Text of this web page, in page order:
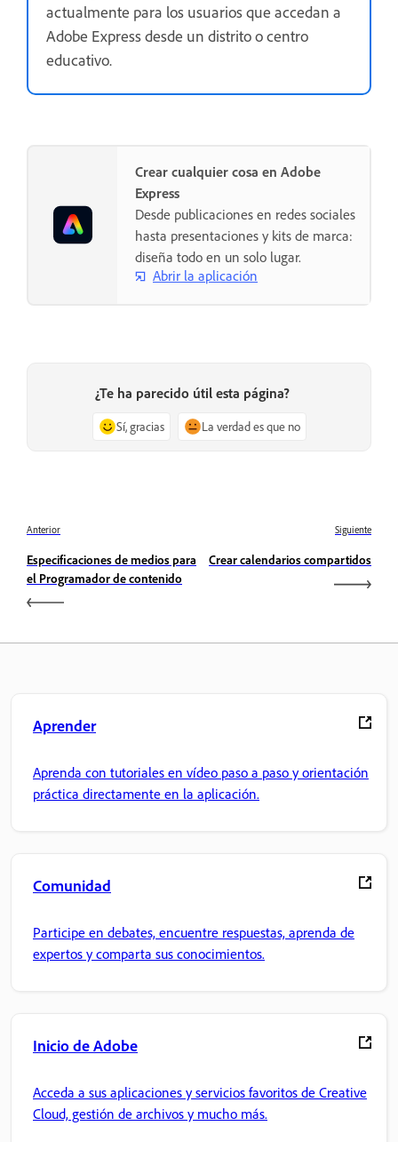
actualmente para los usuarios que accedan a
Adobe Express desde un distrito o centro
educativo.
Crear cualquier cosa en Adobe
Express
Desde publicaciones en redes sociales
hasta presentaciones y kits de marca:
diseña todo en un solo lugar.
Abrir la aplicación
¿Te ha parecido útil esta página?
Sí, gracias La verdad es que no
Anterior
Especificaciones de medios para
el Programador de contenido
Siguiente
Crear calendarios compartidos
Aprender
Aprenda con tutoriales en vídeo paso a paso y orientación
práctica directamente en la aplicación.
Comunidad
Participe en debates, encuentre respuestas, aprenda de
expertos y comparta sus conocimientos.
Inicio de Adobe
Acceda a sus aplicaciones y servicios favoritos de Creative
Cloud, gestión de archivos y mucho más.